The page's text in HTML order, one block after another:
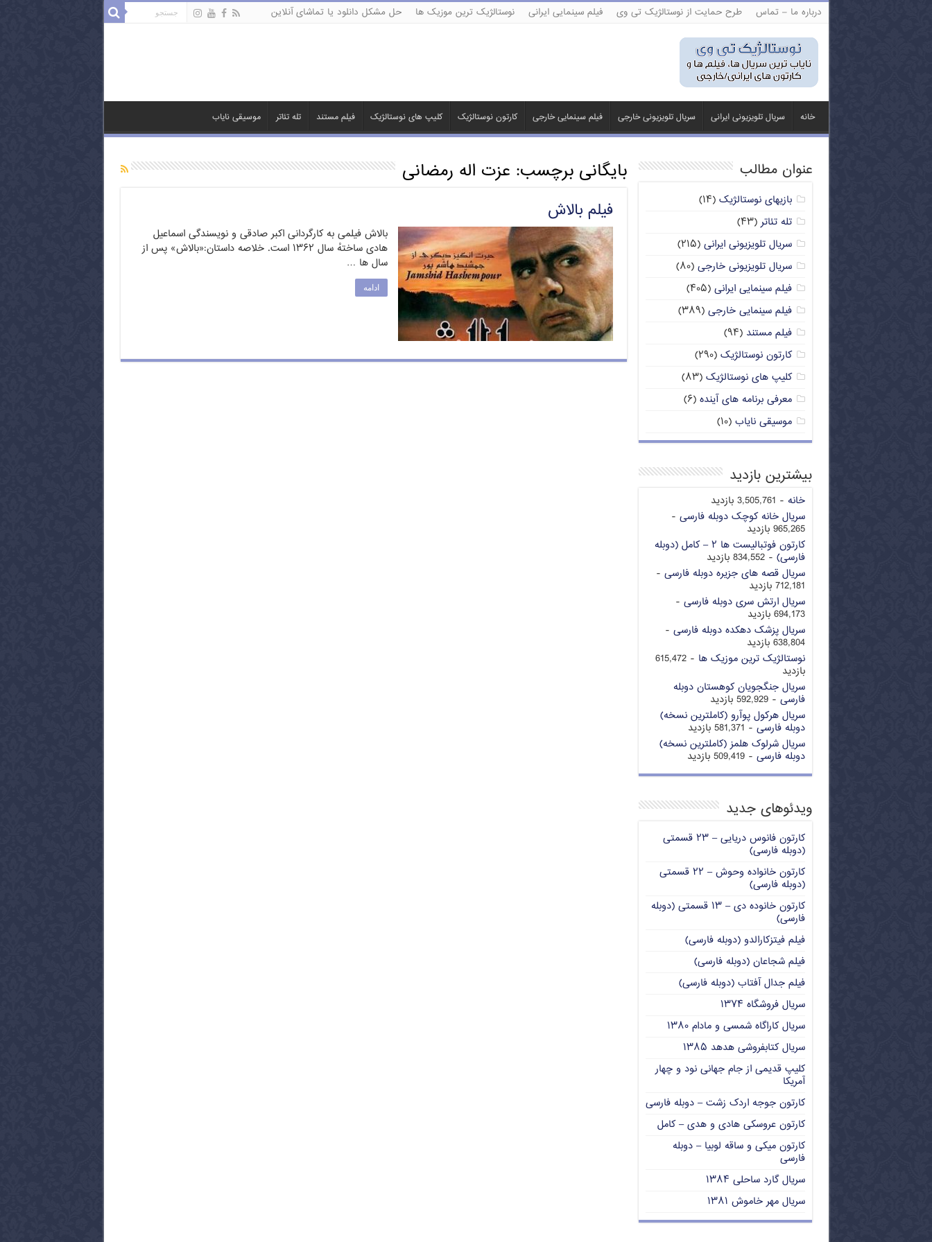
درباره ما – تماس طرح حمایت از نوستالژیک تی وی فیلم سینمایی ایرانی نوستالژیک ترین موزیک ها حل مشکل دانلود یا تماشای آنلاین
خانه سریال تلویزیونی ایرانی سریال تلویزیونی خارجی فیلم سینمایی خارجی کارتون نوستالژیک کلیپ های نوستالژیک فیلم مستند تله تئاتر موسیقی نایاب
بایگانی برچسب: عزت اله رمضانی
فیلم بالاش
بالاش فیلمی به کارگردانی اکبر صادقی و نویسندگی اسماعیل
هادی ساختهٔ سال ۱۳۶۲ است. خلاصه داستان:«بالاش» پس از
سال ها …
ادامه
عنوان مطالب
بازیهای نوستالژیک (۱۴)
تله تئاتر(۴۳)
سریال تلویزیونی ایرانی (۲۱۵)
سریال تلویزیونی خارجی (۸۰)
فیلم سینمایی ایرانی (۴۰۵)
فیلم سینمایی خارجی (۳۸۹)
فیلم مستند (۹۴)
کارتون نوستالژیک (۲۹۰)
کلیپ های نوستالژیک (۸۳)
معرفی برنامه های آینده (۶)
موسیقی نایاب (۱۰)
بیشترین بازدید
خانه - 3,505,761 بازدید
سریال خانه کوچک دوبله فارسی -
965,265 بازدید
کارتون فوتبالیست ها ۲ – کامل (دوبله
فارسی) - 834,552 بازدید
سریال قصه های جزیره دوبله فارسی -
712,181 بازدید
سریال ارتش سری دوبله فارسی -
694,173 بازدید
سریال پزشک دهکده دوبله فارسی -
638,804 بازدید
نوستالژیک ترین موزیک ها
- 615,472
بازدید
سریال جنگجویان کوهستان دوبله
فارسی - 592,929 بازدید
سریال هرکول پوآرو (کاملترین نسخه)
دوبله فارسی - 581,371 بازدید
سریال شرلوک هلمز (کاملترین نسخه)
دوبله فارسی - 509,419 بازدید
ویدئوهای جدید
کارتون فانوس دریایی – ۲۳ قسمتی
(دوبله فارسی)
کارتون خانواده وحوش – ۲۲ قسمتی
(دوبله فارسی)
کارتون خانوده دی – ۱۳ قسمتی (دوبله
فارسی)
فیلم فیتزکارالدو (دوبله فارسی)
فیلم شجاعان (دوبله فارسی)
فیلم جدال آفتاب (دوبله فارسی)
سریال فروشگاه ۱۳۷۴
سریال کاراگاه شمسی و مادام ۱۳۸۰
سریال کتابفروشی هدهد ۱۳۸۵
کلیپ قدیمی از جام جهانی نود و چهار
آمریکا
کارتون جوجه اردک زشت – دوبله فارسی
کارتون عروسکی هادی و هدی – کامل
کارتون میکی و ساقه لوبیا – دوبله
فارسی
سریال گارد ساحلی ۱۳۸۴
سریال مهر خاموش ۱۳۸۱